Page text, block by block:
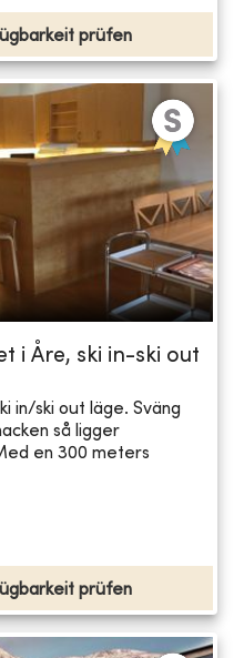
prüfen
i Åre, ski in-ski out
in/ski out läge. Sväng
så ligger
en 300 meters
prüfen